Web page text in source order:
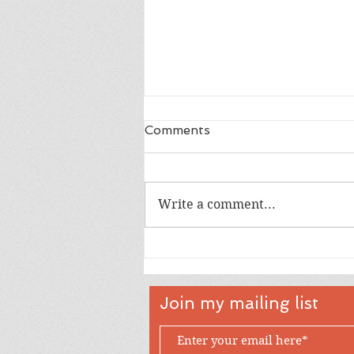
က ဘာလဲ?
Comments
Write a comment...
Join my mailing list